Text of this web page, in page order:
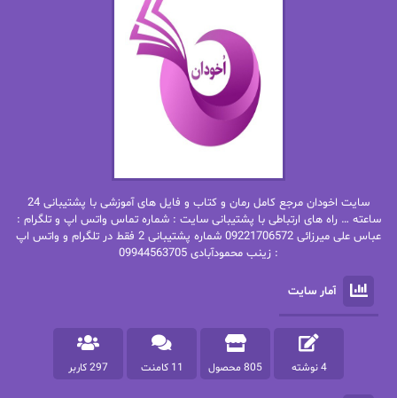
باران
بهار سلطانی
بهاره شیرازی
بهاره.م
بیتا فرخی
پاتریشیا ویلسون پرتو فرهمند
پرستو اسحقی
پرستو مهاجر
پرهام رسولی
پروانه قدیمی پروانه محمدی
سایت اخودان مرجع کامل رمان و کتاب و فایل های آموزشی با پشتیبانی 24
ساعته … راه های ارتباطی با پشتیبانی سایت : شماره تماس واتس اپ و تلگرام :
عباس علی میرزائی 09221706572 شماره پشتیبانی 2 فقط در تلگرام و واتس اپ
: زینب محمودآبادی 09944563705
آمار سایت
4 نوشته 805 محصول 11 کامنت 297 کاربر